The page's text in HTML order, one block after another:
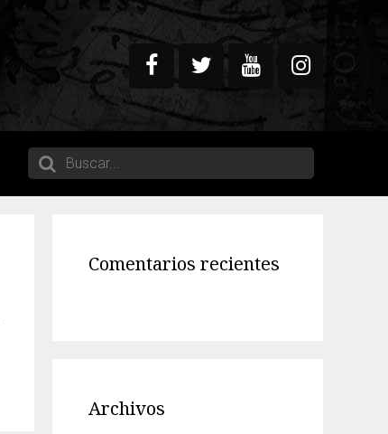
Comentarios recientes
Archivos